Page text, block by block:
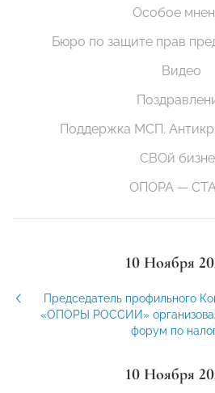
Особое
Бюро по защите прав
Видео
Поддержка МСП.
СВОй
ОПОРА —
10 Ноября
Председатель профильного
«ОПОРЫ РОССИИ»
форум по
10 Ноября